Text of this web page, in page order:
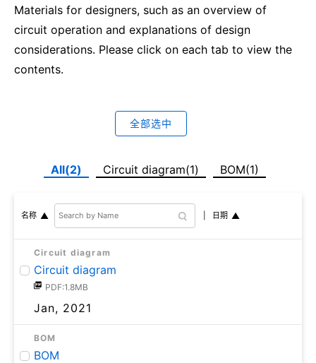
Materials for designers, such as an overview of
circuit operation and explanations of design
considerations. Please click on each tab to view the
contents.
全部选中
All(2) Circuit diagram(1) BOM(1)
名称 日期
Circuit diagram
Circuit diagram
PDF:1.8MB
Jan, 2021
BOM
BOM